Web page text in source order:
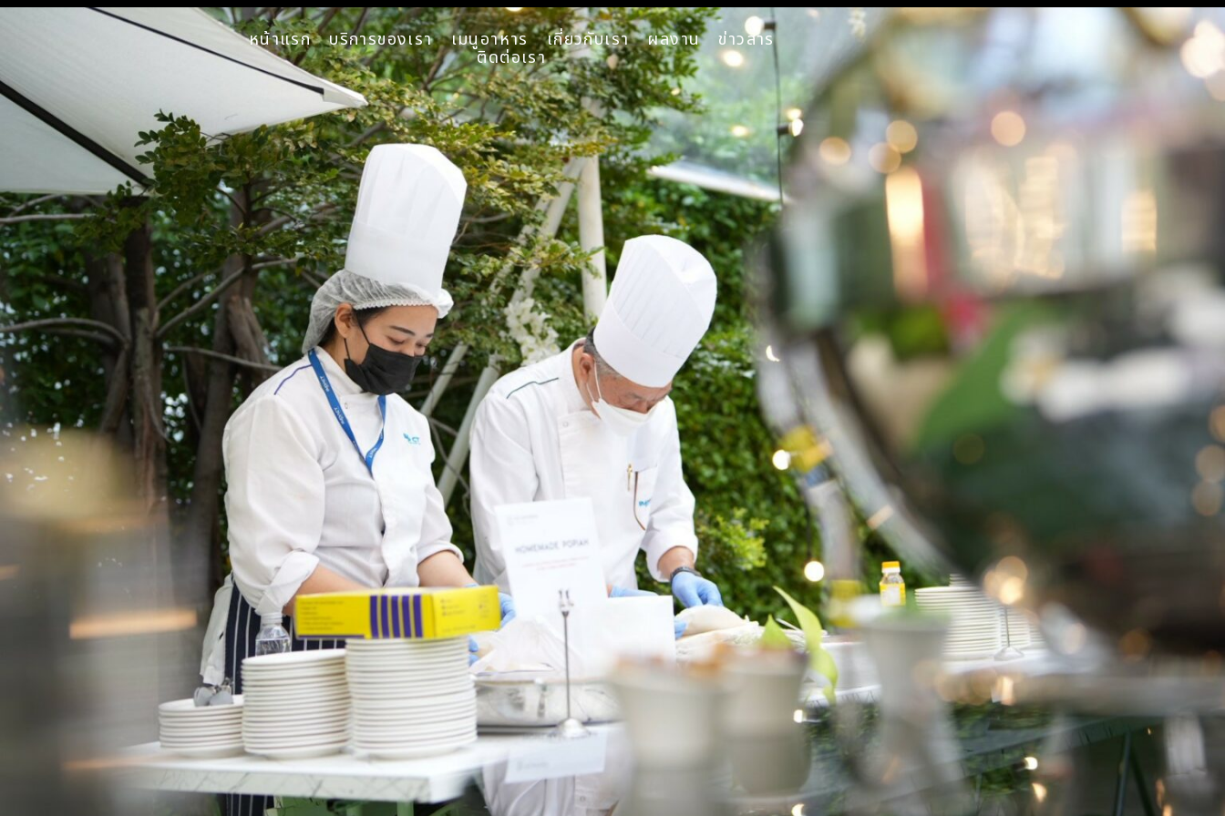
หน้าแรก บริการของเรา เมนูอาหาร เกี่ยวกับเรา ผลงาน ข่าวสาร
ติดต่อเรา ไทย
English